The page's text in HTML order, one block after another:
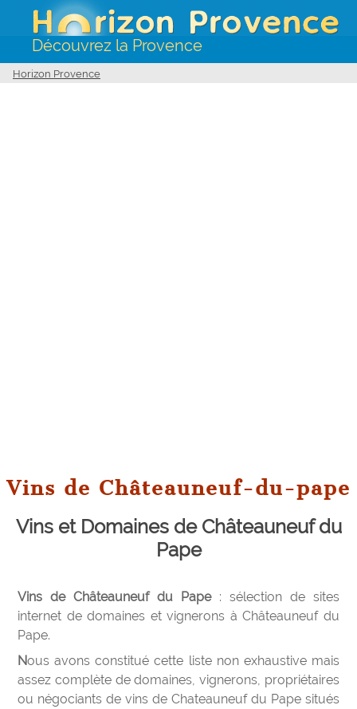
Découvrez la Provence
Horizon Provence
Vins de Châteauneuf-du-pape
Vins et Domaines de Châteauneuf du
Pape
Vins de Châteauneuf du Pape: sélection de sites
internet de domaines et vignerons à Châteauneuf du
Pape.
Nous avons constitué cette liste non exhaustive mais
assez complète de domaines, vignerons, propriétaires
ou négociants de vins de Chateauneuf du Pape situés